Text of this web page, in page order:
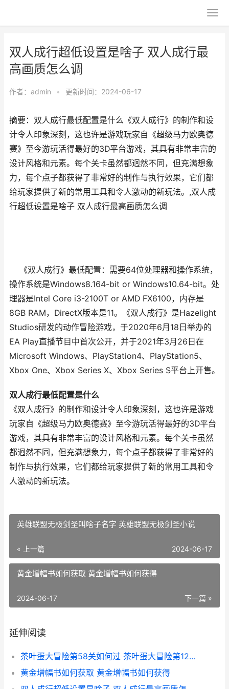
双人成行超低设置是啥子 双人成行最
高画质怎么调
作者： admin • 更新时间：2024-06-17
摘要：双人成行最低配置是什么《双人成行》的制作和设
计令人印象深刻，这也许是游戏玩家自《超级马力欧奥德
赛》至今游玩活得最好的3D平台游戏，其具有非常丰富的
设计风格和元素。每个关卡虽然都迥然不同，但充满想象
力，每个点子都获得了非常好的制作与执行效果，它们都
给玩家提供了新的常用工具和令人激动的新玩法。,双人成
行超低设置是啥子 双人成行最高画质怎么调
《双人成行》最低配置：需要64位处理器和操作系统，
操作系统是Windows8.164-bit or Windows10.64-bit。处
理器是Intel Core i3-2100T or AMD FX6100，内存是
8GB RAM，DirectX版本是11。《双人成行》是Hazelight
Studios研发的动作冒险游戏，于2020年6月18日举办的
EA Play直播节目中首次公开，并于2021年3月26日在
Microsoft Windows、PlayStation4、PlayStation5、
Xbox One、Xbox Series X、Xbox Series S平台上开售。
双人成行最低配置是什么
《双人成行》的制作和设计令人印象深刻，这也许是游戏
玩家自《超级马力欧奥德赛》至今游玩活得最好的3D平台
游戏，其具有非常丰富的设计风格和元素。每个关卡虽然
都迥然不同，但充满想象力，每个点子都获得了非常好的
制作与执行效果，它们都给玩家提供了新的常用工具和令
人激动的新玩法。
英雄联盟无极剑圣叫啥子名字 英雄联盟无极剑圣小说
« 上一篇 2024-06-17
黄金增幅书如何获取 黄金增幅书如何获得
下一篇 »
2024-06-17
延伸阅读
茶叶蛋大冒险第58关如何过 茶叶蛋大冒险第120关怎么过
黄金增幅书如何获取 黄金增幅书如何获得